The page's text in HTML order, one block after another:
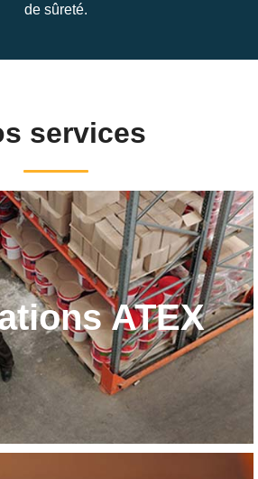
de sûreté.
services
ATEX